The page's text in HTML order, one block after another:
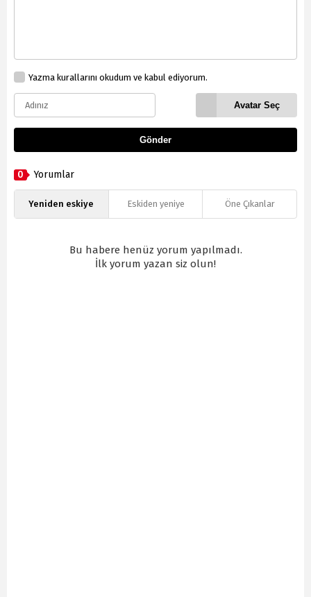
Yazma kurallarını okudum ve kabul ediyorum.
Avatar Seç
Gönder
0 Yorumlar
Yeniden eskiye Eskiden yeniye Öne Çıkanlar
Bu habere henüz yorum yapılmadı.
İlk yorum yazan siz olun!